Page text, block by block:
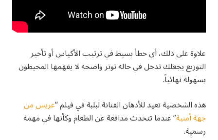
علاوة على ذلك، أي خطأ بسيط في ترتيب الأكياس أو تأخير
التوزيع يجعلك تدخل في حالة توتر واضحة لا يفهمها المحيطون
بسهولة نهائياً.
هذه الشخصية تعيد للأذهان الفنانة لبلبة في فيلم “عريس من
جهة أمنية” عندما تتحدث مدافعة عن الطعام وكأنها في مهمة
رسمية.